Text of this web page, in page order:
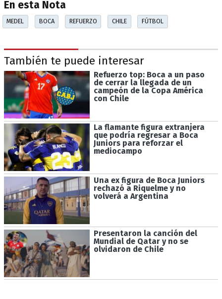
En esta Nota
MEDEL BOCA REFUERZO CHILE FÚTBOL
También te puede interesar
Refuerzo top: Boca a un paso
de cerrar la llegada de un
campeón de la Copa América
con Chile
La flamante figura extranjera
que podría regresar a Boca
Juniors para reforzar el
mediocampo
Una ex figura de Boca Juniors
rechazó a Riquelme y no
volverá a Argentina
Presentaron la canción del
Mundial de Qatar y no se
olvidaron de Chile